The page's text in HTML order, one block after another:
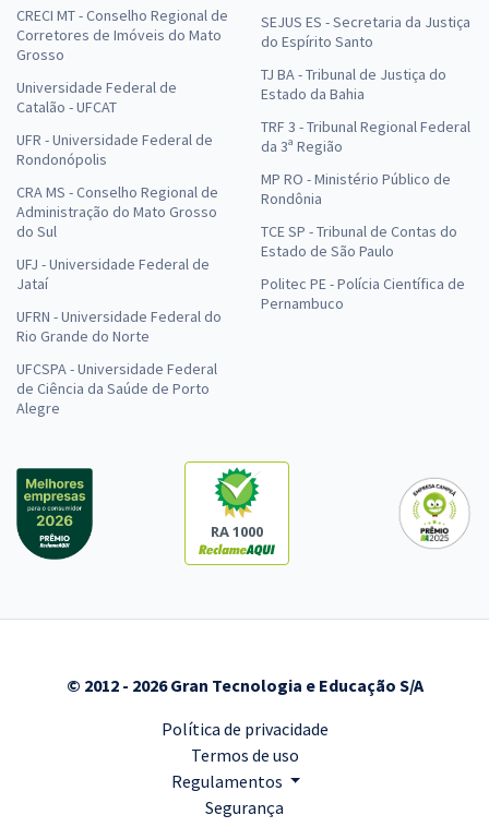
CRECI MT - Conselho Regional de
Corretores de Imóveis do Mato
Grosso
Universidade Federal de
Catalão - UFCAT
UFR - Universidade Federal de
Rondonópolis
CRA MS - Conselho Regional de
Administração do Mato Grosso
do Sul
UFJ - Universidade Federal de
Jataí
UFRN - Universidade Federal do
Rio Grande do Norte
UFCSPA - Universidade Federal
de Ciência da Saúde de Porto
Alegre
SEJUS ES - Secretaria da Justiça
do Espírito Santo
TJ BA - Tribunal de Justiça do
Estado da Bahia
TRF 3 - Tribunal Regional Federal
da 3ª Região
MP RO - Ministério Público de
Rondônia
TCE SP - Tribunal de Contas do
Estado de São Paulo
Politec PE - Polícia Científica de
Pernambuco
RA 1000
© 2012 - 2026 Gran Tecnologia e Educação S/A
Política de privacidade
Termos de uso
Regulamentos
Segurança